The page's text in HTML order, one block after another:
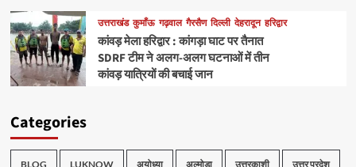
उत्तराखंड कुमाँऊ गढ़वाल गैरसैण दिल्ली देहरादून हरिद्वार
कांवड़ मेला हरिद्वार : कांगड़ा घाट पर तैनात
SDRF टीम ने अलग-अलग घटनाओं में तीन
कांवड़ यात्रियों की बचाई जान
Categories
BLOG LUKNOW अयोध्या अल्मोड़ा उत्तरकाशी उत्तर प्रदेश